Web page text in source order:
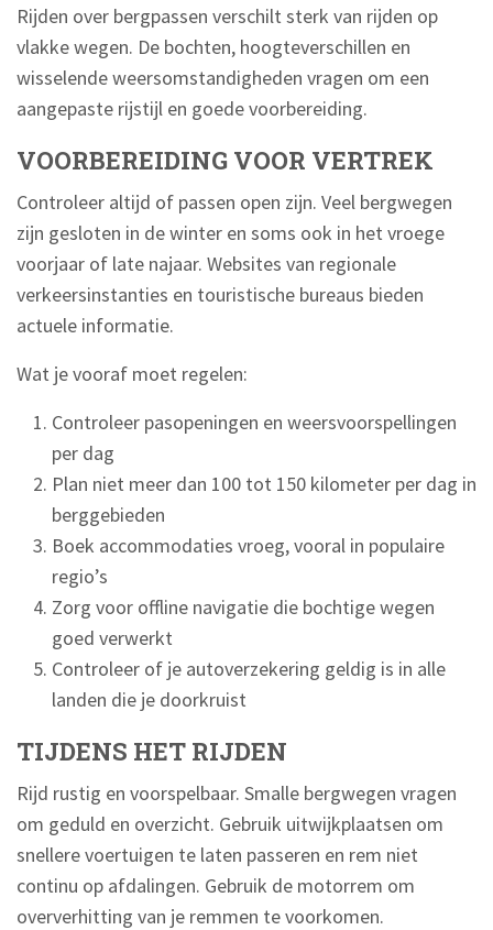
Rijden over bergpassen verschilt sterk van rijden op
vlakke wegen. De bochten, hoogteverschillen en
wisselende weersomstandigheden vragen om een
aangepaste rijstijl en goede voorbereiding.
VOORBEREIDING VOOR VERTREK
Controleer altijd of passen open zijn. Veel bergwegen
zijn gesloten in de winter en soms ook in het vroege
voorjaar of late najaar. Websites van regionale
verkeersinstanties en touristische bureaus bieden
actuele informatie.
Wat je vooraf moet regelen:
Controleer pasopeningen en weersvoorspellingen
per dag
Plan niet meer dan 100 tot 150 kilometer per dag in
berggebieden
Boek accommodaties vroeg, vooral in populaire
regio’s
Zorg voor offline navigatie die bochtige wegen
goed verwerkt
Controleer of je autoverzekering geldig is in alle
landen die je doorkruist
TIJDENS HET RIJDEN
Rijd rustig en voorspelbaar. Smalle bergwegen vragen
om geduld en overzicht. Gebruik uitwijkplaatsen om
snellere voertuigen te laten passeren en rem niet
continu op afdalingen. Gebruik de motorrem om
oververhitting van je remmen te voorkomen.